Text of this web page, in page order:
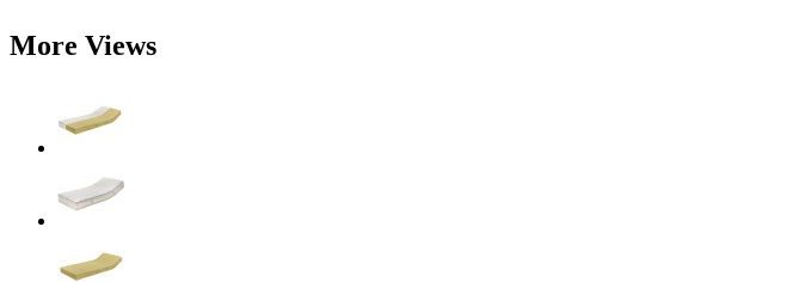
More Views